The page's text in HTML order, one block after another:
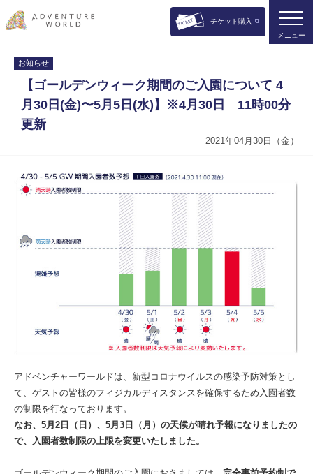
チケット購入
メニュー
お知らせ
【ゴールデンウィーク期間のご入園について 4
月30日(金)〜5月5日(水)】※4月30日 11時00分
更新
2021年04月30日（金）
アドベンチャーワールドは、新型コロナウイルスの感染予防対策とし
て、ゲストの皆様のフィジカルディスタンスを確保するため入園者数
の制限を行なっております。
なお、5月2日（日）、5月3日（月）の天候が晴れ予報になりましたの
で、入園者数制限の上限を変更いたしました。